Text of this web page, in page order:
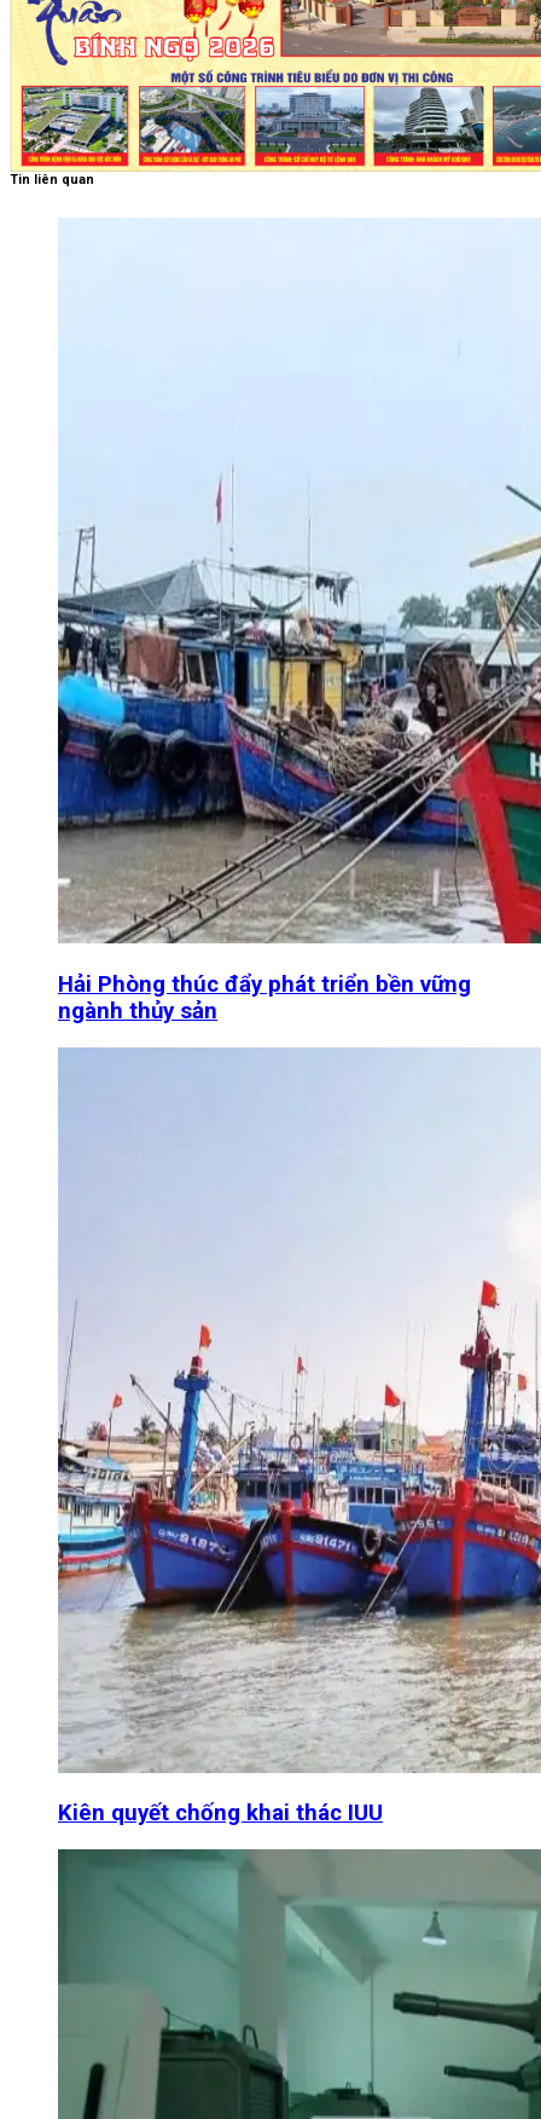
Tin liên quan
Hải Phòng thúc đẩy phát triển bền vững
ngành thủy sản
Kiên quyết chống khai thác IUU